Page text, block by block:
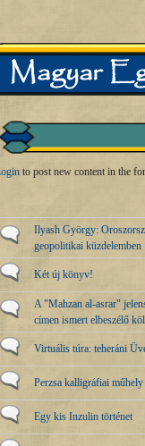
to post new content in the
Ilyash György:
geopolitikai küzdelemben
Két új könyv!
A "Mahzan al-asrar"
címen ismert elbeszélő
Virtuális túra: teheráni
Perzsa kalligráfiai műhely
Egy kis Inzulin történet